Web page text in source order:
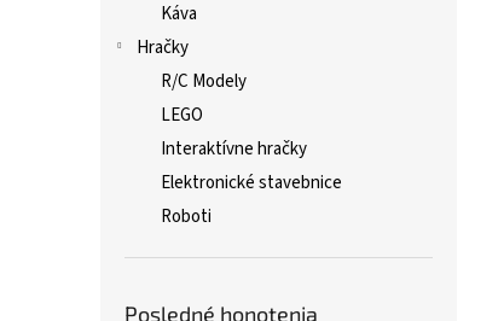
Káva
Hračky
R/C Modely
LEGO
Interaktívne hračky
Elektronické stavebnice
Roboti
Posledné honotenia